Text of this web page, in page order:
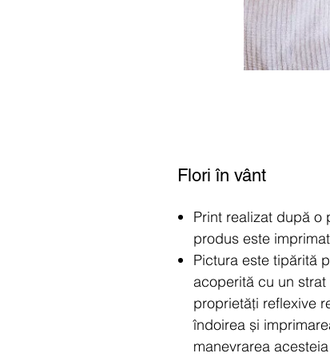
Flori în vânt
Print realizat după
produs este
Pictura este tipărită
acoperită cu un
proprietăți reflexive
îndoirea și
manevrarea